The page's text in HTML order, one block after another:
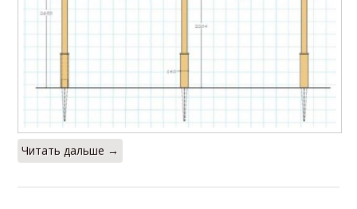
Читать дальше →